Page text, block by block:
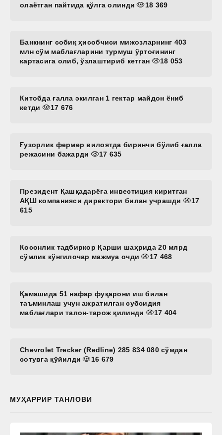
олаётган пайтида қўлга олинди
18 369
Банкнинг собиқ ҳисобчиси мижозларнинг 403
млн сўм маблағларини турмуш ўртоғининг
картасига олиб, ўзлаштириб кетган
18 053
Китобда ғалла экилган 1 гектар майдон ёниб
кетди
17 676
Ғузорлик фермер вилоятда биринчи бўлиб ғалла
режасини бажарди
17 635
Президент Қашқадарёга инвестиция киритган
АҚШ компанияси директори билан учрашди
17
615
Косонлик тадбиркор Қарши шаҳрида 20 млрд
сўмлик кўнгилочар мажмуа очди
17 468
Қамашида 51 нафар фуқарони иш билан
таъминлаш учун ажратилган субсидия
маблағлари талон-тарож қилинди
17 404
Chevrolet Trecker (Redline) 285 834 080 сўмдан
сотувга қўйилди
16 679
МУҲАРРИР ТАНЛОВИ